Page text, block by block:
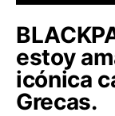
estoy
icónica
Grecas.